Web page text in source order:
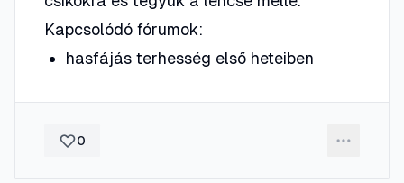
Kapcsolódó fórumok:
hasfájás terhesség első heteiben
0